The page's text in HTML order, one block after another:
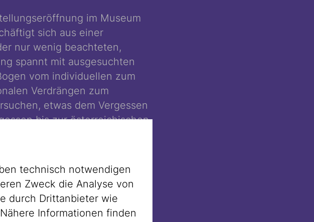
im Museum
sich aus einer
nur wenig beachteten,
spannt mit ausgesuchten
vom individuellen zum
Verdrängen zum
etwas dem Vergessen
bis zur österreichischen
viele Geschichten –
mit Vergessen und dem
noch unsere im Herbst
Juden? Über Hautfarben
technisch notwendigen
Zweck die Analyse von
durch Drittanbieter wie
Informationen finden